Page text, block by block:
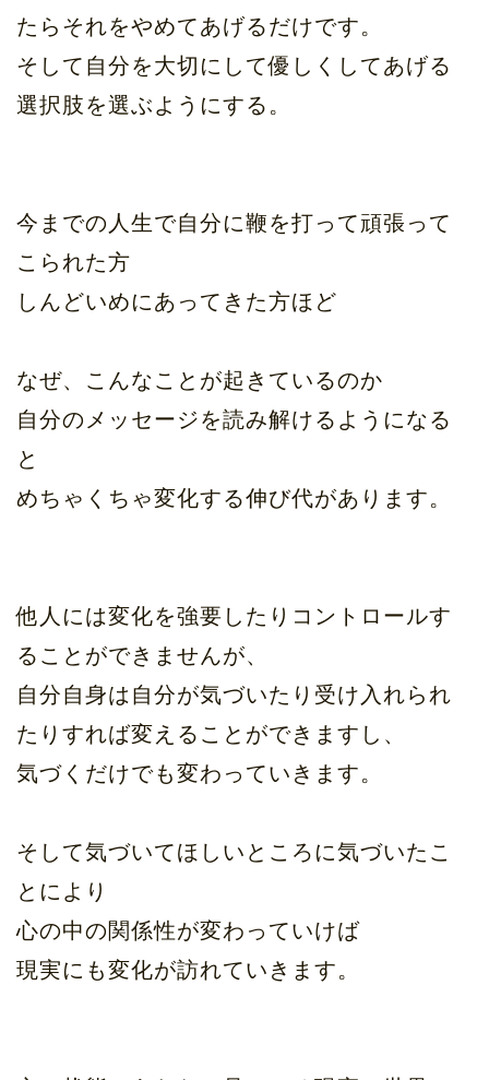
たらそれをやめてあげるだけです。
そして自分を大切にして優しくしてあげる
選択肢を選ぶようにする。
今までの人生で自分に鞭を打って頑張って
こられた方
しんどいめにあってきた方ほど
なぜ、こんなことが起きているのか
自分のメッセージを読み解けるようになる
と
めちゃくちゃ変化する伸び代があります。
他人には変化を強要したりコントロールす
ることができませんが、
自分自身は自分が気づいたり受け入れられ
たりすれば変えることができますし、
気づくだけでも変わっていきます。
そして気づいてほしいところに気づいたこ
とにより
心の中の関係性が変わっていけば
現実にも変化が訪れていきます。